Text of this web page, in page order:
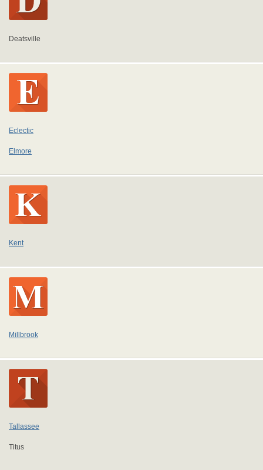
Deatsville
Eclectic
Elmore
Kent
Millbrook
Tallassee
Titus